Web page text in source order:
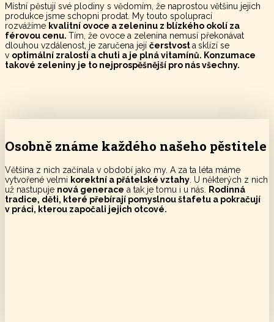
Místní pěstují své plodiny s vědomím, že naprostou většinu jejich
produkce jsme schopni prodat. My touto spoluprací
rozvážíme kvalitní ovoce a zeleninu z blízkého okolí za
férovou cenu. Tím, že ovoce a zelenina nemusí překonávat
dlouhou vzdálenost, je zaručena její čerstvosta sklízí se
v optimální zralosti a chuti a je plná vitamínů. Konzumace
takové zeleniny je to nejprospěšnější pro nás všechny.
Osobně známe každého našeho pěstitele
Většina z nich začínala v období jako my. A za ta léta máme
vytvořené velmi korektní a přátelské vztahy . U některých z nich
už nastupuje nová generace a tak je tomu i u nás.
Rodinná
tradice, děti, které přebírají pomyslnou štafetu a pokračují
v práci, kterou započali jejich otcové.